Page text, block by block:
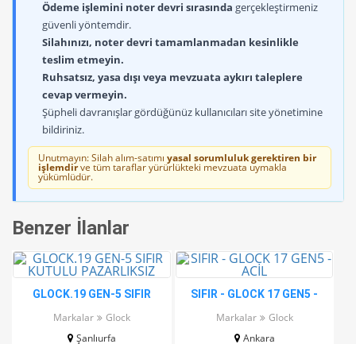
Ödeme işlemini noter devri sırasında gerçekleştirmeniz
güvenli yöntemdir.
Silahınızı, noter devri tamamlanmadan kesinlikle
teslim etmeyin.
Ruhsatsız, yasa dışı veya mevzuata aykırı taleplere
cevap vermeyin.
Şüpheli davranışlar gördüğünüz kullanıcıları site yönetimine
bildiriniz.
Unutmayın: Silah alım-satımı yasal sorumluluk gerektiren bir
işlemdirve tüm taraflar yürürlükteki mevzuata uymakla
yükümlüdür.
Benzer İlanlar
GLOCK.19 GEN-5 SIFIR
Markalar
Glock
Şanlıurfa
SIFIR - GLOCK 17 GEN5 -
Markalar
Glock
Ankara